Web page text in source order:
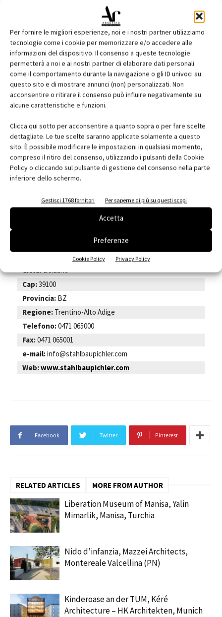
Per fornire le migliori esperienze, noi e i nostri partner utilizziamo
tecnologie come i cookie per memorizzare e/o accedere alle
informazioni del dispositivo. Il consenso a queste tecnologie
permetterà a noi e ai nostri partner di elaborare dati personali
come il comportamento durante la navigazione o gli ID univoci su
questo sito e di mostrare annunci (non) personalizzati. Non
acconsentire o ritirare il consenso può influire negativamente su
alcune caratteristiche e funzioni.
Clicca qui sotto per acconsentire a quanto sopra o per fare scelte
dettagliate. Le tue scelte saranno applicate solamente a questo
sito. È possibile modificare le impostazioni in qualsiasi momento,
compreso il ritiro del consenso, utilizzando i pulsanti della Cookie
Policy o cliccando sul pulsante di gestione del consenso nella parte
inferiore dello schermo.
Gestisci 1768 fornitori Per saperne di più su questi scopi
Accetta
Preferenze
Cookie Policy Privacy Policy
: 8 dicembre 2009
Messa in servizio: 15 febbraio 2011
Inaugurazione ufficiale: 16 giugno 2011
Committente: Birra FORST SpA
General contractor: Stahlbau Pichler srl
Obiettivo : modernizzazione della tecnica impiantistica, riduzione
del consumo di energia primaria, garanzia di produzione e qualità
Stahlbau Pichler Srl
via T. A. Edison, 15
Città:Bolzano
Cap:39100
Provincia: BZ
Regione: Trentino-Alto Adige
Telefono:0471 065000
Fax:0471 065001
e-mail:info@stahlbaupichler.com
Web:www.stahlbaupichler.com
Facebook Twitter Pinterest
RELATED ARTICLES MORE FROM AUTHOR
Liberation Museum of Manisa, Yalin
Mimarlik, Manisa, Turchia
Nido d’infanzia, Mazzei Architects,
Montereale Valcellina (PN)
Kinderoase an der TUM, Kéré
Architecture – HK Architekten, Munich